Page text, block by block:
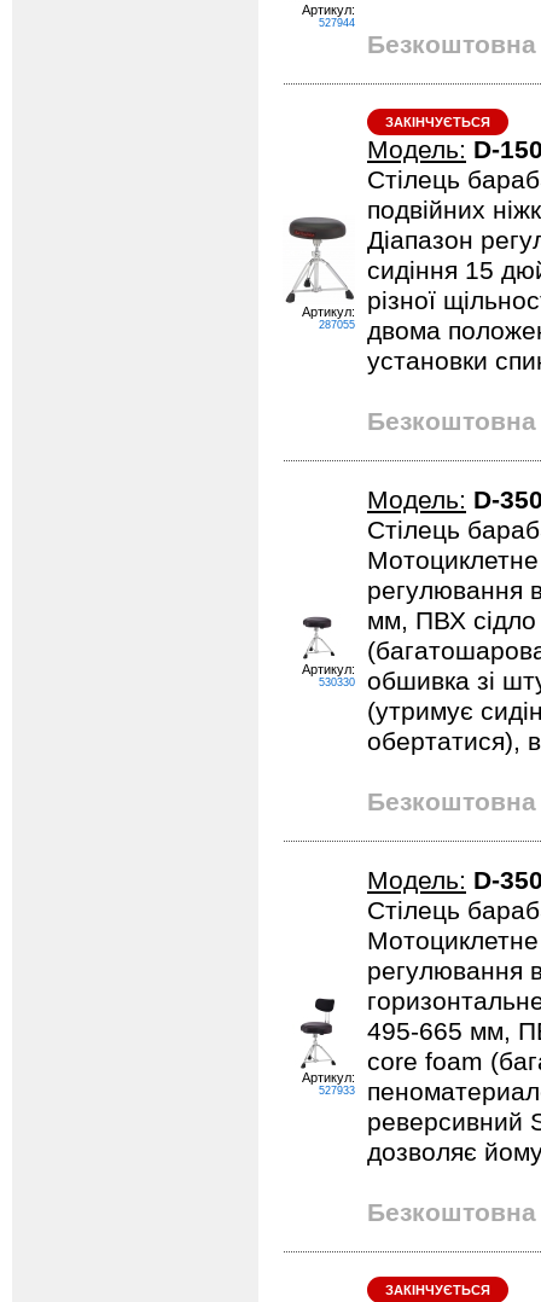
Артикул:
527944
Безкоштовна
Артикул:
287055
ЗАКІНЧУЄТЬСЯ
Модель: D-
Стілець
подвійних
Діапазон
сидіння 15
різної
двома
установки
Безкоштовна
Артикул:
530330
Модель: D-
Стілець
Мотоциклетне
регулювання
мм, ПВХ сідло
обшивка зі
(утримує
обертатися),
Безкоштовна
Артикул:
527933
Модель: D-
Стілець
Мотоциклетне
регулювання
495-665 мм,
core foam
реверсивний
дозволяє
Безкоштовна
ЗАКІНЧУЄТЬСЯ